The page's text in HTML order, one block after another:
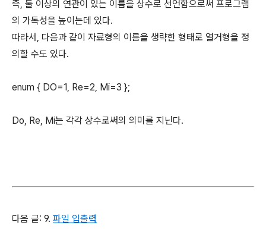
즉, 둘 이상의 연관이 있는 이름을 상수로 선언함으로써 프로그램
의 가독성을 높이는데 있다.
따라서, 다음과 같이 자료형의 이름을 생략한 형태로 열거형을 정
의할 수도 있다.
enum { DO=1, Re=2, Mi=3 };
Do, Re, Mi는 각각 상수로써의 의미를 지닌다.
다음 글: 9. 파일 입출력